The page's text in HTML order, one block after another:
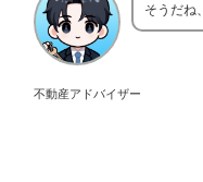
不動産アドバイザー
そうだね